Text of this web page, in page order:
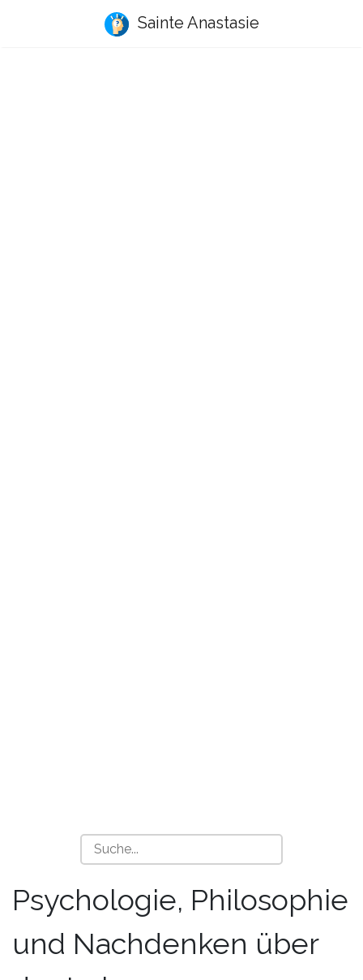
Sainte Anastasie
Psychologie, Philosophie
und Nachdenken über